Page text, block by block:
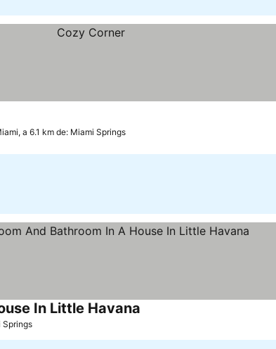
a 6.1 km de: Miami Springs
In Little Havana
Springs